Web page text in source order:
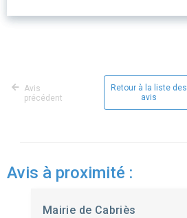
Avis
précédent
Retour à la liste des
avis
Avis à proximité :
Mairie de Cabriès